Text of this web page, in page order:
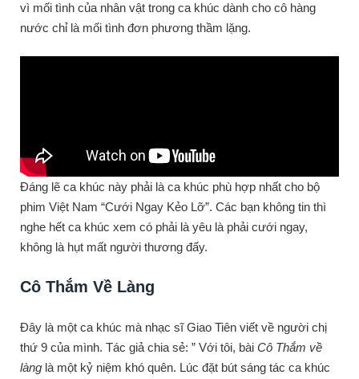
vì mối tình của nhân vật trong ca khúc dành cho cô hàng
nước chỉ là mối tình đơn phương thầm lặng.
Đáng lẽ ca khúc này phải là ca khúc phù hợp nhất cho bộ
phim Việt Nam “Cưới Ngay Kẻo Lỡ”. Các bạn không tin thì
nghe hết ca khúc xem có phải là yêu là phải cưới ngay,
không là hụt mất người thương đấy.
Cô Thắm Về Làng
Đây là một ca khúc mà nhạc sĩ Giao Tiên viết về người chị
thứ 9 của mình. Tác giả chia sẻ: ” Với tôi, bài Cô Thắm về
làng là một kỷ niệm khó quên. Lúc đặt bút sáng tác ca khúc